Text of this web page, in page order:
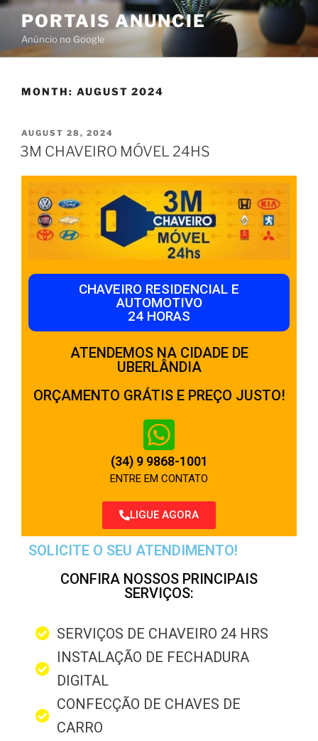
PORTAIS ANUNCIE
Anúncio no Google
MONTH: AUGUST 2024
AUGUST 28, 2024
3M CHAVEIRO MÓVEL 24HS
CHAVEIRO RESIDENCIAL E
AUTOMOTIVO
24 HORAS
ATENDEMOS NA CIDADE DE
UBERLÂNDIA
ORÇAMENTO GRÁTIS E PREÇO JUSTO!
(34) 9 9868-1001
ENTRE EM CONTATO
LIGUE AGORA
SOLICITE O SEU ATENDIMENTO!
CONFIRA NOSSOS PRINCIPAIS
SERVIÇOS:
SERVIÇOS DE CHAVEIRO 24 HRS
INSTALAÇÃO DE FECHADURA
DIGITAL
CONFECÇÃO DE CHAVES DE
CARRO